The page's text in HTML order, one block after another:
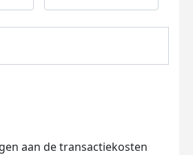
aan de transactiekosten